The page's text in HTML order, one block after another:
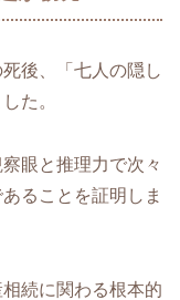
死後、「七人の隠し
た。
眼と推理力で次々
ることを証明しま
続に関わる根本的